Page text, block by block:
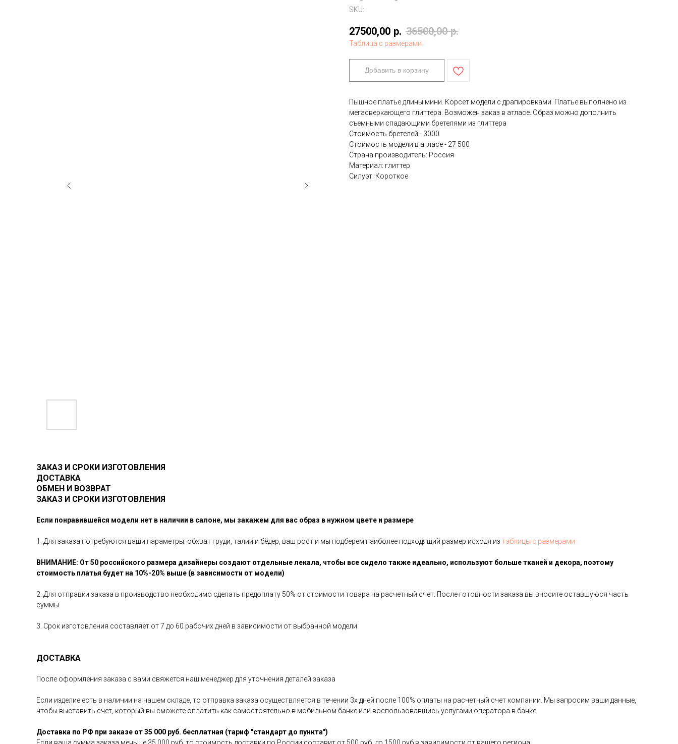
SKU:
27500,00 р. 36500,00 р.
Таблица с размерами
Добавить в корзину
Пышное платье длины мини. Корсет модели с драпировками. Платье выполнено из
мегасверкающего глиттера. Возможен заказ в атласе. Образ можно дополнить
съемными спадающими бретелями из глиттера
Стоимость бретелей - 3000
Стоимость модели в атласе - 27 500
Страна производитель: Россия
Материал: глиттер
Силуэт: Короткое
ЗАКАЗ И СРОКИ ИЗГОТОВЛЕНИЯ
ДОСТАВКА
ОБМЕН И ВОЗВРАТ
ЗАКАЗ И СРОКИ ИЗГОТОВЛЕНИЯ
Если понравившейся модели нет в наличии в салоне, мы закажем для вас образ в нужном цвете и размере
1. Для заказа потребуются ваши параметры: обхват груди, талии и бёдер, ваш рост и мы подберем наиболее подходящий размер исходя из таблицы с размерами
ВНИМАНИЕ: От 50 российского размера дизайнеры создают отдельные лекала, чтобы все сидело также идеально, используют больше тканей и декора, поэтому
стоимость платья будет на 10%-20% выше (в зависимости от модели)
2. Для отправки заказа в производство необходимо сделать предоплату 50% от стоимости товара на расчетный счет. После готовности заказа вы вносите оставшуюся часть
суммы
3. Срок изготовления составляет от 7 до 60 рабочих дней в зависимости от выбранной модели
ДОСТАВКА
После оформления заказа с вами свяжется наш менеджер для уточнения деталей заказа
Если изделие есть в наличии на нашем складе, то отправка заказа осуществляется в течении 3х дней после 100% оплаты на расчетный счет компании. Мы запросим ваши данные,
чтобы выставить счет, который вы сможете оплатить как самостоятельно в мобильном банке или воспользовавшись услугами оператора в банке
Доставка по РФ при заказе от 35 000 руб. бесплатная (тариф "стандарт до пункта")